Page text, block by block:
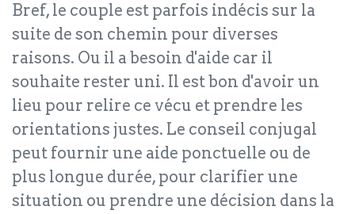
Bref, le couple est parfois indécis sur la
suite de son chemin pour diverses
raisons. Ou il a besoin d'aide car il
souhaite rester uni. Il est bon d'avoir un
lieu pour relire ce vécu et prendre les
orientations justes. Le conseil conjugal
peut fournir une aide ponctuelle ou de
plus longue durée, pour clarifier une
situation ou prendre une décision dans la